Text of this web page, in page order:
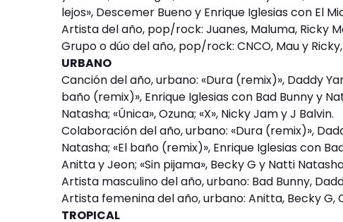
lejos», Descemer Bueno y Enrique Iglesias con El
Artista del año, pop/rock: Juanes, Maluma, Ricky
Grupo o dúo del año, pop/rock: CNCO, Mau y Ricky,
URBANO
Canción del año, urbano: «Dura (remix)», Daddy
baño (remix)», Enrique Iglesias con Bad Bunny y
Natasha; «Única», Ozuna; «X», Nicky Jam y J Balvin.
Colaboración del año, urbano: «Dura (remix)»,
Natasha; «El baño (remix)», Enrique Iglesias con
Anitta y Jeon; «Sin pijama», Becky G y Natti
Artista masculino del año, urbano: Bad Bunny,
Artista femenina del año, urbano: Anitta, Becky G,
TROPICAL